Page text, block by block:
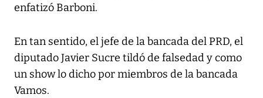
enfatizó Barboni.
En tan sentido, el jefe de la bancada del PRD, el
diputado Javier Sucre tildó de falsedad y como
un show lo dicho por miembros de la bancada
Vamos.